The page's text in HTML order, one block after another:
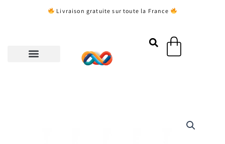
Livraison gratuite sur toute la France
Panier